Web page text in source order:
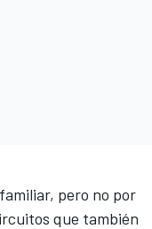
pero no por
que también